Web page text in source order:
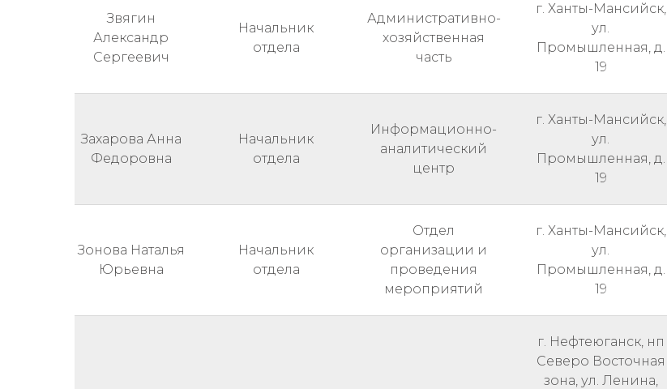
Звягин
Александр
Сергеевич
Начальник
отдела
Административно-
хозяйственная
часть
г. Ханты-Мансийск,
ул.
Промышленная, д.
19
Захарова Анна
Федоровна
Начальник
отдела
Информационно-
аналитический
центр
г. Ханты-Мансийск,
ул.
Промышленная, д.
19
Зонова Наталья
Юрьевна
Начальник
отдела
Отдел
организации и
проведения
мероприятий
г. Ханты-Мансийск,
ул.
Промышленная, д.
19
г. Нефтеюганск, нп
Северо Восточная
зона, ул. Ленина,